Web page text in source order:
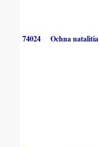
74024 Ochna natalitia